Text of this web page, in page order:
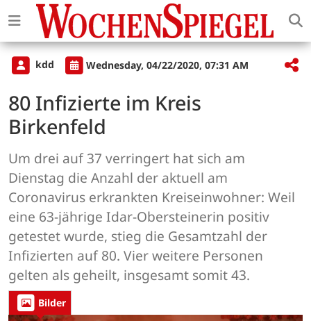
kdd Wednesday, 04/22/2020, 07:31 AM
80 Infizierte im Kreis
Birkenfeld
Um drei auf 37 verringert hat sich am
Dienstag die Anzahl der aktuell am
Coronavirus erkrankten Kreiseinwohner: Weil
eine 63-jährige Idar-Obersteinerin positiv
getestet wurde, stieg die Gesamtzahl der
Infizierten auf 80. Vier weitere Personen
gelten als geheilt, insgesamt somit 43.
Bilder